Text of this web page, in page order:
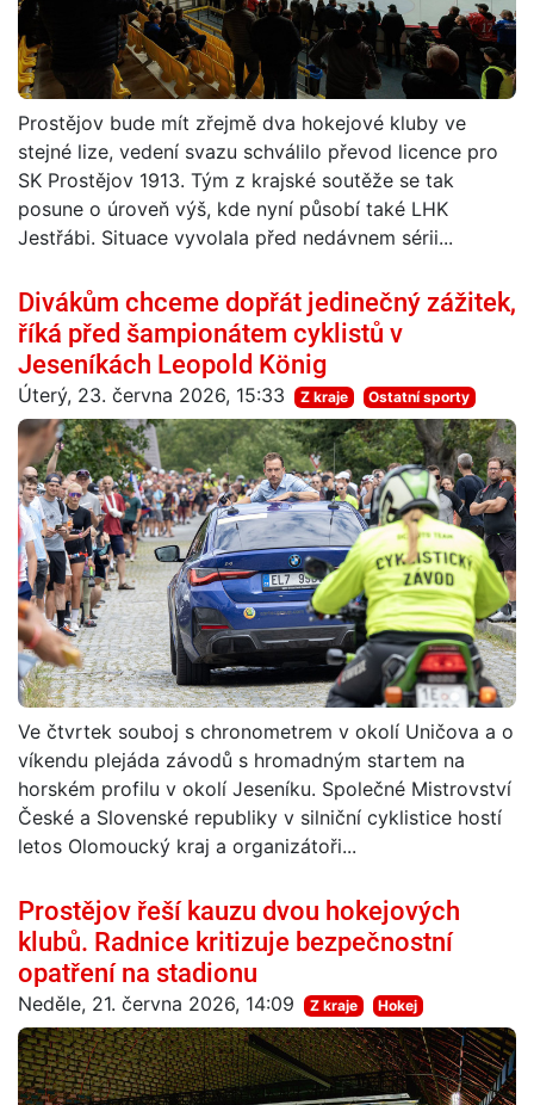
Prostějov bude mít zřejmě dva hokejové kluby ve
stejné lize, vedení svazu schválilo převod licence pro
SK Prostějov 1913. Tým z krajské soutěže se tak
posune o úroveň výš, kde nyní působí také LHK
Jestřábi. Situace vyvolala před nedávnem sérii...
Divákům chceme dopřát jedinečný zážitek,
říká před šampionátem cyklistů v
Jeseníkách Leopold König
Úterý, 23. června 2026, 15:33 Z kraje Ostatní sporty
Ve čtvrtek souboj s chronometrem v okolí Uničova a o
víkendu plejáda závodů s hromadným startem na
horském profilu v okolí Jeseníku. Společné Mistrovství
České a Slovenské republiky v silniční cyklistice hostí
letos Olomoucký kraj a organizátoři...
Prostějov řeší kauzu dvou hokejových
klubů. Radnice kritizuje bezpečnostní
opatření na stadionu
Neděle, 21. června 2026, 14:09 Z kraje Hokej